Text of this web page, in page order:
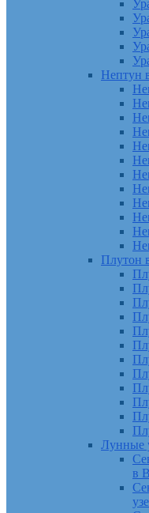
Нептун
Плутон
Лунные
в